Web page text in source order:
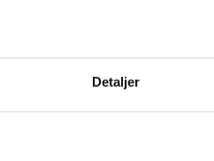
Detaljer
Vi arbejder på at
igen senere.
på